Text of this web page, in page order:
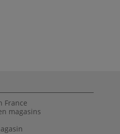
France
magasins